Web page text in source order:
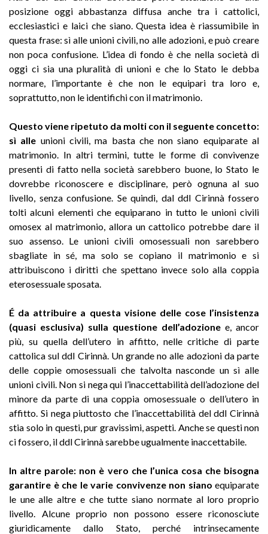
posizione oggi abbastanza diffusa anche tra i cattolici,
ecclesiastici e laici che siano. Questa idea è riassumibile in
questa frase: sì alle unioni civili, no alle adozioni, e può creare
non poca confusione. L’idea di fondo è che nella società di
oggi ci sia una pluralità di unioni e che lo Stato le debba
normare, l’importante è che non le equipari tra loro e,
soprattutto, non le identifichi con il matrimonio.
Questo viene ripetuto da molti con il seguente concetto:
sì alle unioni civili, ma basta che non siano equiparate al
matrimonio. In altri termini, tutte le forme di convivenze
presenti di fatto nella società sarebbero buone, lo Stato le
dovrebbe riconoscere e disciplinare, però ognuna al suo
livello, senza confusione. Se quindi, dal ddl Cirinnà fossero
tolti alcuni elementi che equiparano in tutto le unioni civili
omosex al matrimonio, allora un cattolico potrebbe dare il
suo assenso. Le unioni civili omosessuali non sarebbero
sbagliate in sé, ma solo se copiano il matrimonio e si
attribuiscono i diritti che spettano invece solo alla coppia
eterosessuale sposata.
É da attribuire a questa visione delle cose l’insistenza
(quasi esclusiva) sulla questione dell’adozione e, ancor
più, su quella dell’utero in affitto, nelle critiche di parte
cattolica sul ddl Cirinnà. Un grande no alle adozioni da parte
delle coppie omosessuali che talvolta nasconde un sì alle
unioni civili. Non si nega qui l’inaccettabilità dell’adozione del
minore da parte di una coppia omosessuale o dell’utero in
affitto. Si nega piuttosto che l’inaccettabilità del ddl Cirinnà
stia solo in questi, pur gravissimi, aspetti. Anche se questi non
ci fossero, il ddl Cirinnà sarebbe ugualmente inaccettabile.
In altre parole: non è vero che l’unica cosa che bisogna
garantire è che le varie convivenze non siano equiparate
le une alle altre e che tutte siano normate al loro proprio
livello. Alcune proprio non possono essere riconosciute
giuridicamente dallo Stato, perché intrinsecamente